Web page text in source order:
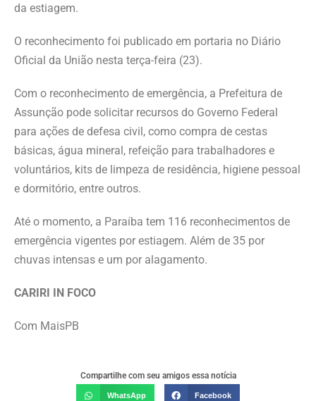
da estiagem.
O reconhecimento foi publicado em portaria no Diário
Oficial da União nesta terça-feira (23).
Com o reconhecimento de emergência, a Prefeitura de
Assunção pode solicitar recursos do Governo Federal
para ações de defesa civil, como compra de cestas
básicas, água mineral, refeição para trabalhadores e
voluntários, kits de limpeza de residência, higiene pessoal
e dormitório, entre outros.
Até o momento, a Paraíba tem 116 reconhecimentos de
emergência vigentes por estiagem. Além de 35 por
chuvas intensas e um por alagamento.
CARIRI IN FOCO
Com MaisPB
Compartilhe com seu amigos essa notícia
WhatsApp Facebook